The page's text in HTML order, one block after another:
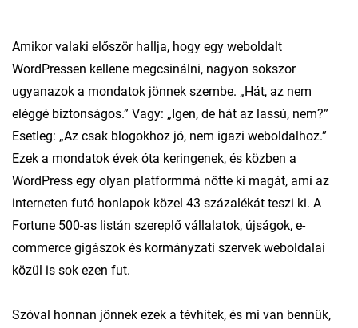
Amikor valaki először hallja, hogy egy weboldalt
WordPressen kellene megcsinálni, nagyon sokszor
ugyanazok a mondatok jönnek szembe. „Hát, az nem
eléggé biztonságos.” Vagy: „Igen, de hát az lassú, nem?”
Esetleg: „Az csak blogokhoz jó, nem igazi weboldalhoz.”
Ezek a mondatok évek óta keringenek, és közben a
WordPress egy olyan platformmá nőtte ki magát, ami az
interneten futó honlapok közel 43 százalékát teszi ki. A
Fortune 500-as listán szereplő vállalatok, újságok, e-
commerce gigászok és kormányzati szervek weboldalai
közül is sok ezen fut.
Szóval honnan jönnek ezek a tévhitek, és mi van bennük,